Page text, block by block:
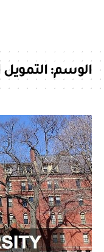
الوسم:التمويل